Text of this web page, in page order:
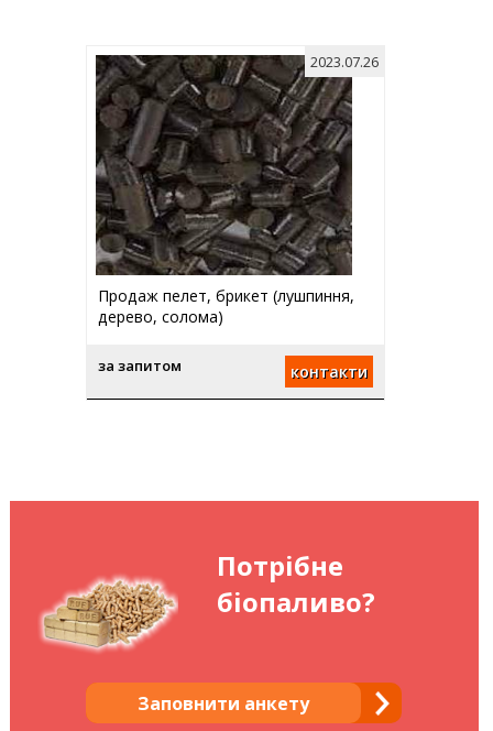
Продаж пелет, брикет (лушпиння,
дерево, солома)
за запитом контакти
2023.07.26
Потрібне
біопаливо?
Заповнити анкету